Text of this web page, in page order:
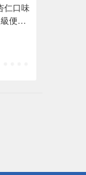
仁口味
便宜